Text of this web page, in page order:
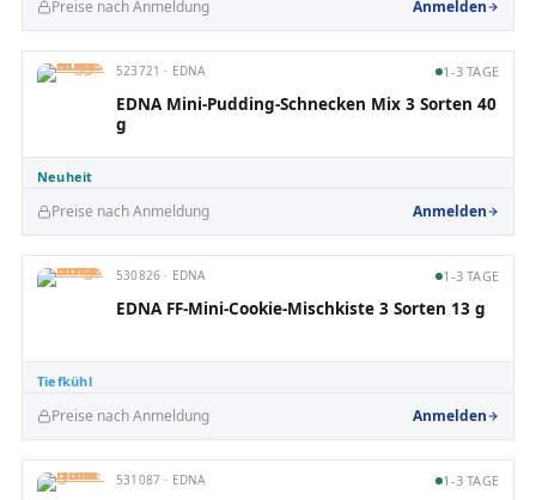
Preise nach Anmeldung Anmelden
Neuheit
523721 · EDNA 1-3 TAGE
EDNA Mini-Pudding-Schnecken Mix 3 Sorten 40
g
Preise nach Anmeldung Anmelden
Tiefkühl
530826 · EDNA 1-3 TAGE
EDNA FF-Mini-Cookie-Mischkiste 3 Sorten 13 g
Preise nach Anmeldung Anmelden
531087 · EDNA 1-3 TAGE